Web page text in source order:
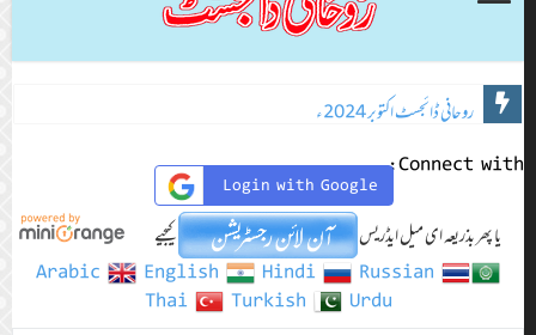
روحانی ڈائجسٹ نومبر 2024ء
روحانی ڈائجسٹ اکتوبر 2024ء
Connect with:
Login with Google
یا پھر بذریعہ ای میل ایڈریس
کیجیے
Arabic
English Hindi
Russian
Thai
Turkish Urdu